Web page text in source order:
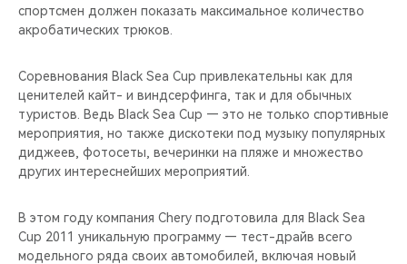
спортсмен должен показать максимальное количество
акробатических трюков.
Соревнования Black Sea Cup привлекательны как для
ценителей кайт- и виндсерфинга, так и для обычных
туристов. Ведь Black Sea Cup — это не только спортивные
мероприятия, но также дискотеки под музыку популярных
диджеев, фотосеты, вечеринки на пляже и множество
других интереснейших мероприятий.
В этом году компания Chery подготовила для Black Sea
Cup 2011 уникальную программу — тест-драйв всего
модельного ряда своих автомобилей, включая новый